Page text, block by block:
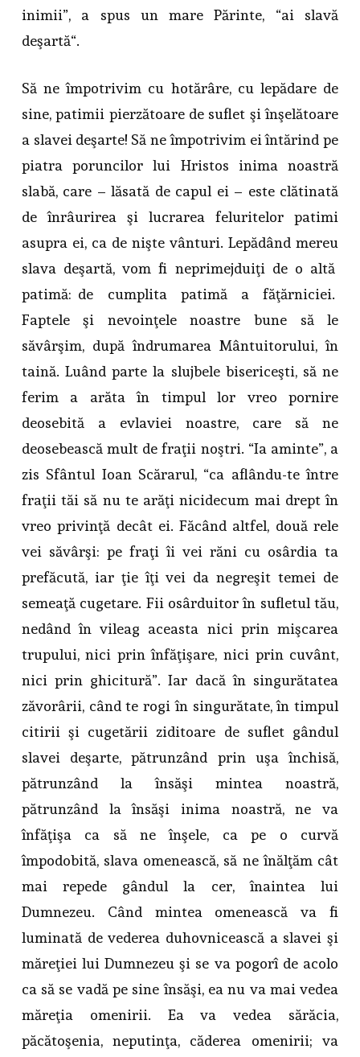
inimii”, a spus un mare Părinte, “ai slavă
deşartă“.
Să ne împotrivim cu hotărâre, cu lepădare de
sine, patimii pierzătoare de suflet şi înşelătoare
a slavei deşarte! Să ne împotrivim ei întărind pe
piatra poruncilor lui Hristos inima noastră
slabă, care – lăsată de capul ei – este clătinată
de înrâurirea şi lucrarea feluritelor patimi
asupra ei, ca de nişte vânturi. Lepădând mereu
slava deşartă, vom fi neprimejduiţi de o altă
patimă: de cumplita patimă a făţărniciei.
Faptele şi nevoinţele noastre bune să le
săvârşim, după îndrumarea Mântuitorului, în
taină. Luând parte la slujbele bisericeşti, să ne
ferim a arăta în timpul lor vreo pornire
deosebită a evlaviei noastre, care să ne
deosebească mult de fraţii noştri. “Ia aminte”, a
zis Sfântul Ioan Scărarul, “ca aflându-te între
fraţii tăi să nu te arăţi nicidecum mai drept în
vreo privinţă decât ei. Făcând altfel, două rele
vei săvârşi: pe fraţi îi vei răni cu osârdia ta
prefăcută, iar ţie îţi vei da negreşit temei de
semeaţă cugetare. Fii osârduitor în sufletul tău,
nedând în vileag aceasta nici prin mişcarea
trupului, nici prin înfăţişare, nici prin cuvânt,
nici prin ghicitură”. Iar dacă în singurătatea
zăvorârii, când te rogi în singurătate, în timpul
citirii şi cugetării ziditoare de suflet gândul
slavei deşarte, pătrunzând prin uşa închisă,
pătrunzând la însăşi mintea noastră,
pătrunzând la însăşi inima noastră, ne va
înfăţişa ca să ne înşele, ca pe o curvă
împodobită, slava omenească, să ne înălţăm cât
mai repede gândul la cer, înaintea lui
Dumnezeu. Când mintea omenească va fi
luminată de vederea duhovnicească a slavei şi
măreţiei lui Dumnezeu şi se va pogorî de acolo
ca să se vadă pe sine însăşi, ea nu va mai vedea
măreţia omenirii. Ea va vedea sărăcia,
păcătoşenia, neputinţa, căderea omenirii; va